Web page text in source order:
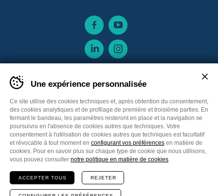
Sitemap Privacy policy
Cookie Policy
Cookie preferences
CGV France
CommunicationPlus Communications
SiteWeb MADE IN CIMA
Une expérience personnalisée
Ce site utilise des cookies techniques et, après obtention du consentement,
des cookies analytiques et de profilage de première et troisième parties. En
fermant le bandeau, les paramètres resteront en place et la navigation se
poursuivra en l'absence de cookies autres que techniques. Votre
consentement à l'utilisation de cookies autres que techniques est facultatif
et révocable à tout moment en configurant vos préférences en matière de
cookies. Pour en savoir plus sur chaque type de cookie que nous utilisons,
vous pouvez consulter notre politique en matière de cookies.
ACCEPTER TOUS REJETER